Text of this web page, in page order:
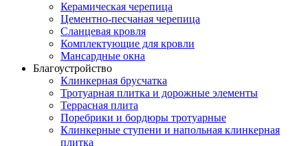
Керамическая черепица
Цементно-песчаная черепица
Сланцевая кровля
Комплектующие для кровли
Мансардные окна
Благоустройство
Клинкерная брусчатка
Тротуарная плитка и дорожные элементы
Террасная плита
Поребрики и бордюры тротуарные
Клинкерные ступени и напольная клинкерная
плитка